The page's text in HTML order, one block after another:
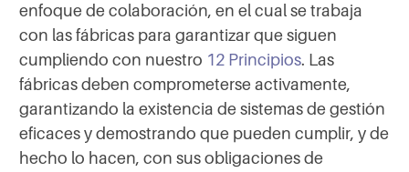
enfoque de colaboración, en el cual se trabaja
con las fábricas para garantizar que siguen
cumpliendo con nuestro 12 Principios. Las
fábricas deben comprometerse activamente,
garantizando la existencia de sistemas de gestión
eficaces y demostrando que pueden cumplir, y de
hecho lo hacen, con sus obligaciones de